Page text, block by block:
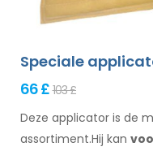
Speciale
66 £103 £
Deze applicator is de
assortiment.Hij kan